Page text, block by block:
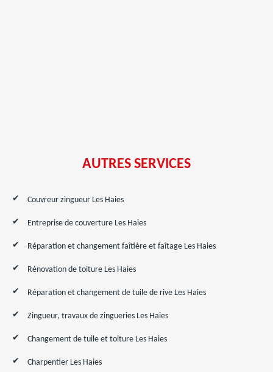
AUTRES SERVICES
Couvreur zingueur Les Haies
Entreprise de couverture Les Haies
Réparation et changement faîtière et faîtage Les Haies
Rénovation de toiture Les Haies
Réparation et changement de tuile de rive Les Haies
Zingueur, travaux de zingueries Les Haies
Changement de tuile et toiture Les Haies
Charpentier Les Haies